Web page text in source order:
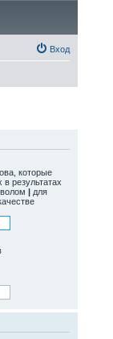
Вход
которые
результатах
|для